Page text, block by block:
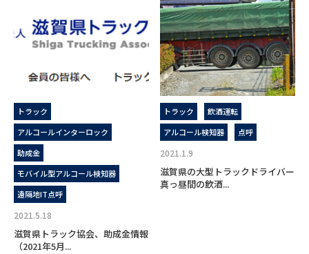
トラック
アルコールインターロック
助成金
モバイル型アルコール検知器
遠隔地IT点呼
2021.5.18
滋賀県トラック協会、助成金情報
（2021年5月...
トラック
飲酒運転
アルコール検知器
点呼
2021.1.9
滋賀県の大型トラックドライバー
真っ昼間の飲酒...